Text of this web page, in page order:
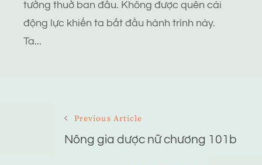
tưởng thuở ban đầu. Không được quên cái
động lực khiến ta bắt đầu hành trình này.
Ta...
Navigation
Previous Article
Nông gia dược nữ chương 101b